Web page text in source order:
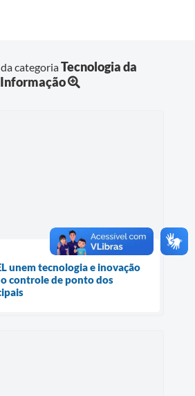
categoriaTecnologia da
Informação
unem tecnologia e inovação
controle de ponto dos